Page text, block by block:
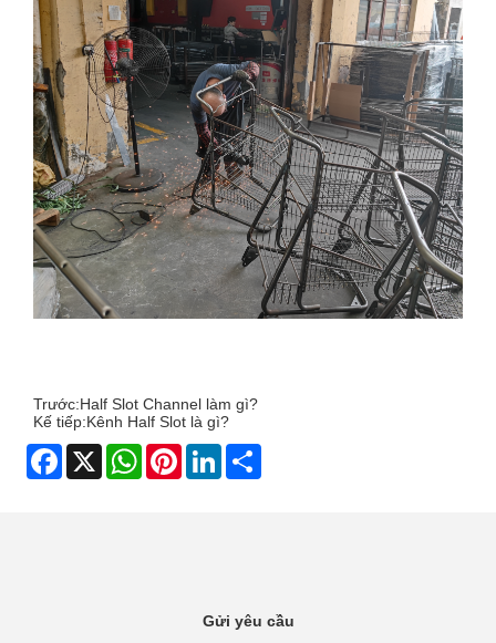
Trước:Half Slot Channel làm gì?
Kế tiếp:Kênh Half Slot là gì?
Facebook
X WhatsAppPinterestLinkedIn
Gửi yêu cầu